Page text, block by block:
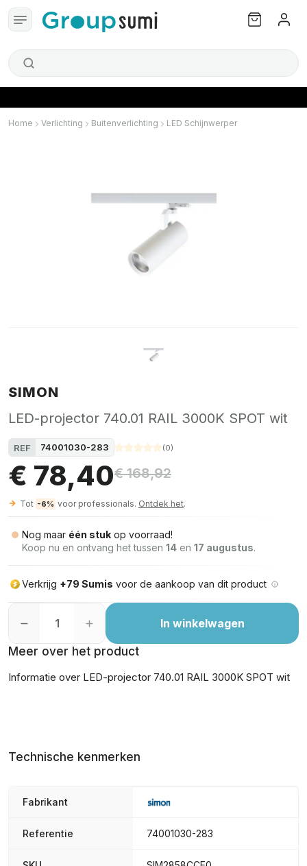
Home Verlichting Buitenverlichting LED Schijnwerper
SIMON
LED-projector 740.01 RAIL 3000K SPOT wit
REF 74001030-283 (0)
€ 78,40€ 168,92
Tot -6% voor professionals. Ontdek het.
Nog maar één stuk op voorraad!
Koop nu en ontvang het tussen 14 en 17 augustus.
Verkrijg +79 Sumis voor de aankoop van dit product
In winkelwagen
Meer over het product
Informatie over LED-projector 740.01 RAIL 3000K SPOT wit
Technische kenmerken
Fabrikant
Referentie 74001030-283